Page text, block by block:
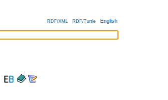
RDF/XML RDF/Turtle English